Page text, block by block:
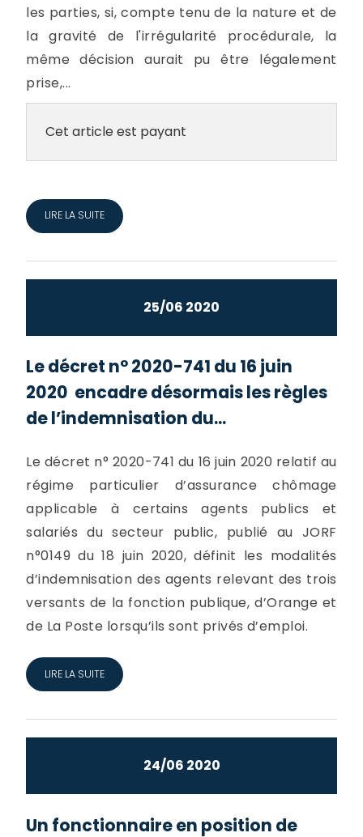
les parties, si, compte tenu de la nature et de
la gravité de l'irrégularité procédurale, la
même décision aurait pu être légalement
prise,...
Cet article est payant
LIRE LA SUITE
25/06 2020
Le décret n° 2020-741 du 16 juin
2020 encadre désormais les règles
de l’indemnisation du...
Le décret n° 2020-741 du 16 juin 2020 relatif au
régime particulier d’assurance chômage
applicable à certains agents publics et
salariés du secteur public, publié au JORF
n°0149 du 18 juin 2020, définit les modalités
d’indemnisation des agents relevant des trois
versants de la fonction publique, d’Orange et
de La Poste lorsqu’ils sont privés d’emploi.
LIRE LA SUITE
24/06 2020
Un fonctionnaire en position de